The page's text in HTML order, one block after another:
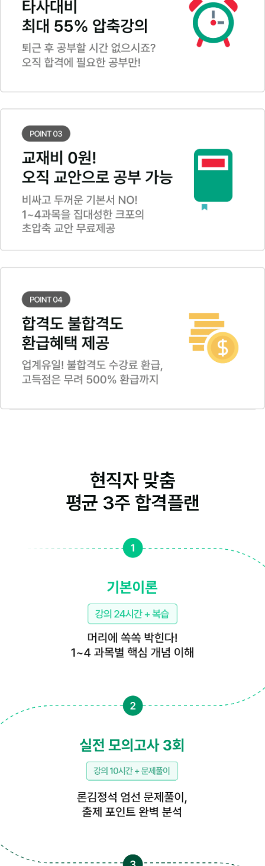
현직자 맞춤
평균 3주 합격플랜